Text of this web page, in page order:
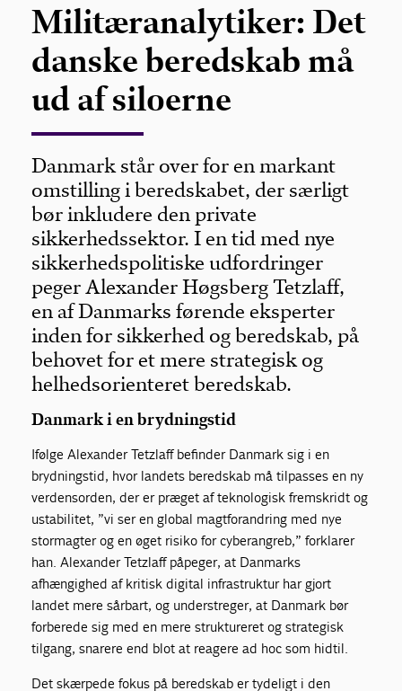
Militæranalytiker: Det
danske beredskab må
ud af siloerne
Danmark står over for en markant
omstilling i beredskabet, der særligt
bør inkludere den private
sikkerhedssektor. I en tid med nye
sikkerhedspolitiske udfordringer
peger Alexander Høgsberg Tetzlaff,
en af Danmarks førende eksperter
inden for sikkerhed og beredskab, på
behovet for et mere strategisk og
helhedsorienteret beredskab.
Danmark i en brydningstid
Ifølge Alexander Tetzlaff befinder Danmark sig i en
brydningstid, hvor landets beredskab må tilpasses en ny
verdensorden, der er præget af teknologisk fremskridt og
ustabilitet, ”vi ser en global magtforandring med nye
stormagter og en øget risiko for cyberangreb,” forklarer
han. Alexander Tetzlaff påpeger, at Danmarks
afhængighed af kritisk digital infrastruktur har gjort
landet mere sårbart, og understreger, at Danmark bør
forberede sig med en mere struktureret og strategisk
tilgang, snarere end blot at reagere ad hoc som hidtil.
Det skærpede fokus på beredskab er tydeligt i den